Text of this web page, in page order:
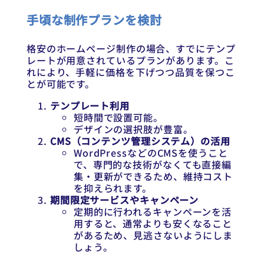
手頃な制作プランを検討
格安のホームページ制作の場合、すでにテンプ
レートが用意されているプランがあります。こ
れにより、手軽に価格を下げつつ品質を保つこ
とが可能です。
テンプレート利用
短時間で設置可能。
デザインの選択肢が豊富。
CMS（コンテンツ管理システム）の活用
WordPressなどのCMSを使うこと
で、専門的な技術がなくても直接編
集・更新ができるため、維持コスト
を抑えられます。
期間限定サービスやキャンペーン
定期的に行われるキャンペーンを活
用すると、通常よりも安くなること
があるため、見逃さないようにしま
しょう。